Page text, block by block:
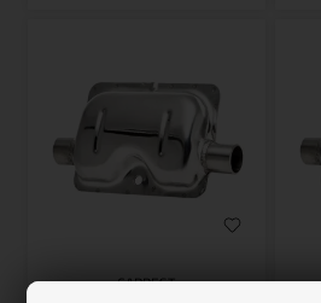
CARBEST